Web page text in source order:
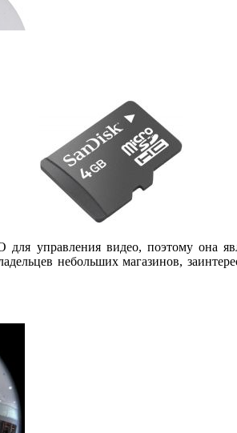
управления видео, поэтому она
небольших магазинов,